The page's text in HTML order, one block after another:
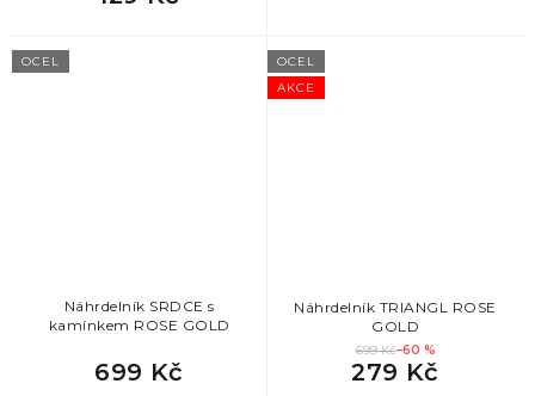
OCEL
Náhrdelník SRDCE s
kamínkem ROSE GOLD
699 Kč
AKCE
OCEL
Náhrdelník TRIANGL ROSE
GOLD
699 Kč–60 %
279 Kč